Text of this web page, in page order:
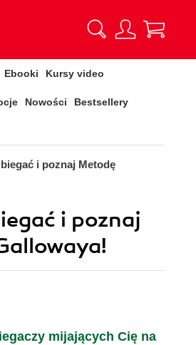
Ebooki Kursy video
Nowości Bestsellery
i poznaj Metodę
i poznaj
mijających Cię na